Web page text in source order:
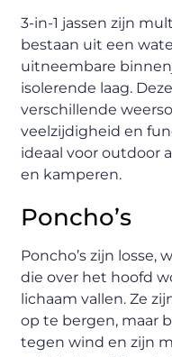
3-in-1 jassen zijn
bestaan uit een
uitneembare
isolerende laag.
verschillende
veelzijdigheid en
ideaal voor outdoor
en kamperen.
Poncho’s
Poncho’s zijn
die over het hoofd
lichaam vallen. Ze
op te bergen, maar
tegen wind en zijn